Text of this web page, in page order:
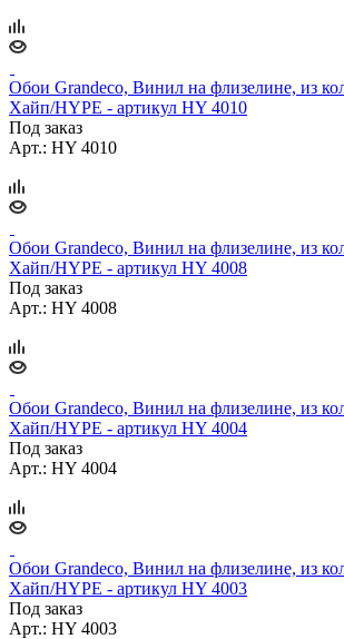
Обои Grandeco, Винил на флизелине, из
Хайп/HYPE - артикул HY 4010
Под заказ
Арт.: HY 4010
Обои Grandeco, Винил на флизелине, из
Хайп/HYPE - артикул HY 4008
Под заказ
Арт.: HY 4008
Обои Grandeco, Винил на флизелине, из
Хайп/HYPE - артикул HY 4004
Под заказ
Арт.: HY 4004
Обои Grandeco, Винил на флизелине, из
Хайп/HYPE - артикул HY 4003
Под заказ
Арт.: HY 4003